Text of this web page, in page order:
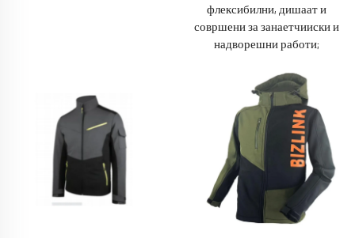
флексибилни, дишаат и
совршени за занаетчииски и
надворешни работи;